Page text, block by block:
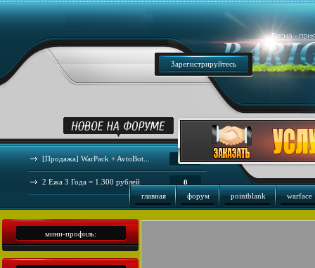
Зарегистрируйтесь
44
[Продажа] WarPack + AvtoBot...
0
2 Ежа 3 Года = 1.300 рублей
главная
форум pointblank warface
мини-профиль: